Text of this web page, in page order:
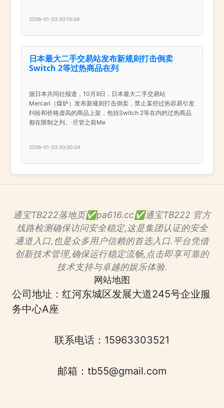
2026-01-03 00:15:04
日本最大二手交易站发布新规则打击倒卖
Switch 2等过热商品在列
据日本共同社报道，10月9日，日本最大二手交易站
Mercari（煤炉）发布新规则打击倒卖，禁止某些过热容易引发
纠纷和价格虚高的商品上架，包括Switch 2等在内的过热商品
都在限制之列。·尽管之前Me
2026-01-03 00:00:04
通宝TB222落地页✅pa616.cc✅通宝TB222 官方
线路检测确保访问安全稳定,这是集团认证的安全
通道入口,也是众多用户信赖的首选入口.平台凭借
创新技术管理,确保运行稳定流畅,点击即享可靠的
技术支持与卓越的娱乐体验.
网站地图
公司地址：红河东城区发展大道245号企业服
务中心A座
联系电话：15963303521
邮箱：tb55@gmail.com